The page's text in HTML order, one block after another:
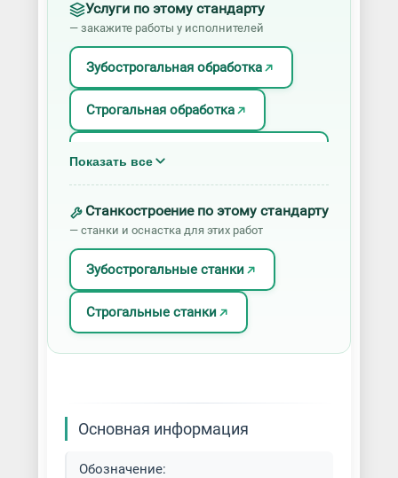
Услуги по этому стандарту
— закажите работы у исполнителей
Зубострогальная обработка
Строгальная обработка
Строгание горизонтальных
поверхностей
Строгание пазов и канавок
Показать все
Станкостроение по этому стандарту
— станки и оснастка для этих работ
Зубострогальные станки
Строгальные станки
Основная информация
Обозначение: